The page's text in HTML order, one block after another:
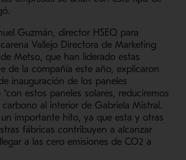
Guzmán, director HSEQ para
Vallejo Directora de Marketing
Metso, que han liderado estas
de la compañía este año, explicaron
inauguración de los paneles
estos paneles solares, reduciremos
carbono al interior de Gabriela Mistral.
un importante hito, ya que esta y otras
fábricas contribuyen a alcanzar
a las cero emisiones de CO2 a